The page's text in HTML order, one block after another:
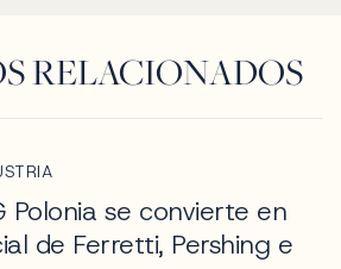
RELACIONADOS
Polonia se convierte en
de Ferretti, Pershing e